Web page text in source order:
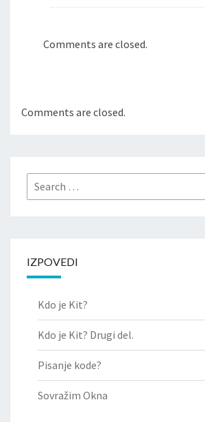
Comments are closed.
Comments are closed.
Search
for:
IZPOVEDI
Kdo je Kit?
Kdo je Kit? Drugi del.
Pisanje kode?
Sovražim Okna